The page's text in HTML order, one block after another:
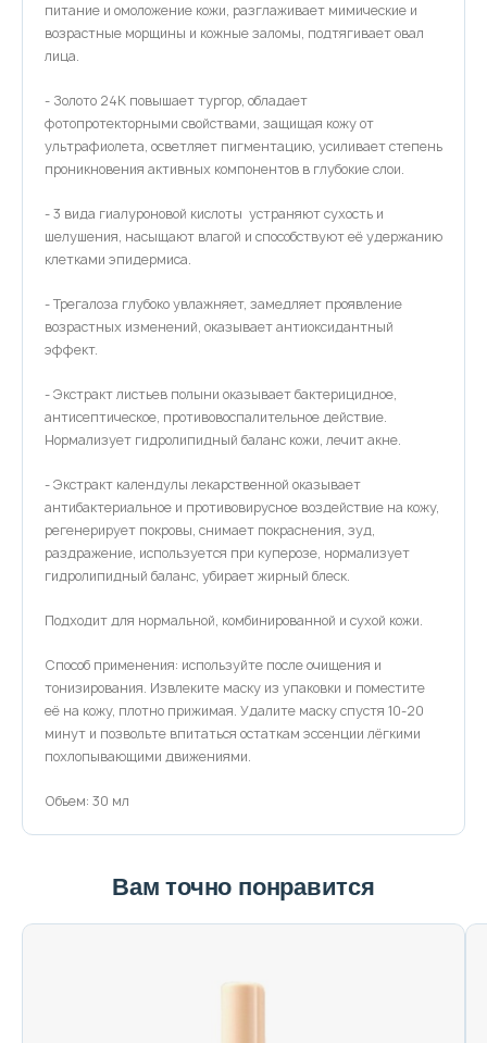
питание и омоложение кожи, разглаживает мимические и
возрастные морщины и кожные заломы, подтягивает овал
лица.
- Золото 24К повышает тургор, обладает
фотопротекторными свойствами, защищая кожу от
ультрафиолета, осветляет пигментацию, усиливает степень
проникновения активных компонентов в глубокие слои.
- 3 вида гиалуроновой кислоты устраняют сухость и
шелушения, насыщают влагой и способствуют её удержанию
клетками эпидермиса.
- Трегалоза глубоко увлажняет, замедляет проявление
возрастных изменений, оказывает антиоксидантный
эффект.
- Экстракт листьев полыни оказывает бактерицидное,
антисептическое, противовоспалительное действие.
Нормализует гидролипидный баланс кожи, лечит акне.
- Экстракт календулы лекарственной оказывает
антибактериальное и противовирусное воздействие на кожу,
регенерирует покровы, снимает покраснения, зуд,
раздражение, используется при куперозе, нормализует
гидролипидный баланс, убирает жирный блеск.
Подходит для нормальной, комбинированной и сухой кожи.
Способ применения: используйте после очищения и
тонизирования. Извлеките маску из упаковки и поместите
её на кожу, плотно прижимая. Удалите маску спустя 10-20
минут и позвольте впитаться остаткам эссенции лёгкими
похлопывающими движениями.
Объем: 30 мл
Вам точно понравится